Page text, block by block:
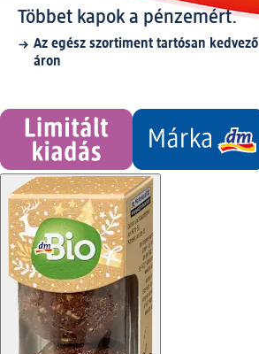
Többet kapok a pénzemért.
Az egész szortiment tartósan kedvező
áron